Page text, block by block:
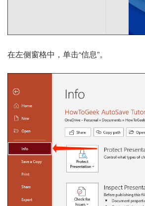
在左侧窗格中，单击“信息”。